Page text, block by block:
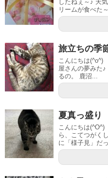
したねぇ～♪ 天
リームが食べた～
旅立ちの季
こんにちは
屋さんの夢みた
るの。 鹿沼...
夏真っ盛り
こんにちは
ら、こてつがく
に「様子見」だっ